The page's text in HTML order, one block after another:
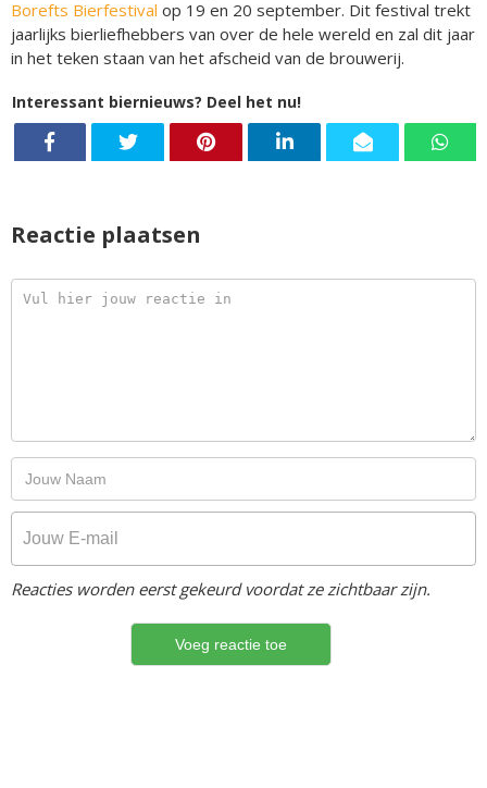
Borefts Bierfestival op 19 en 20 september. Dit festival trekt
jaarlijks bierliefhebbers van over de hele wereld en zal dit jaar
in het teken staan van het afscheid van de brouwerij.
Interessant biernieuws? Deel het nu!
Reactie plaatsen
Reacties worden eerst gekeurd voordat ze zichtbaar zijn.